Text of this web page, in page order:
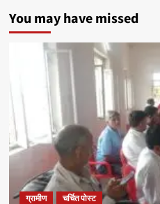
You may have missed
ग्रामीण चर्चित पोस्ट